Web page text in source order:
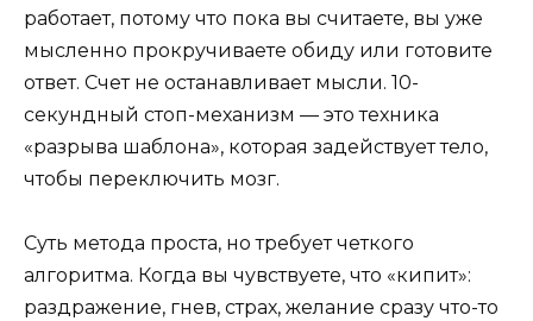
работает, потому что пока вы считаете, вы уже
мысленно прокручиваете обиду или готовите
ответ. Счет не останавливает мысли. 10-
секундный стоп-механизм — это техника
«разрыва шаблона», которая задействует тело,
чтобы переключить мозг.
Суть метода проста, но требует четкого
алгоритма. Когда вы чувствуете, что «кипит»:
раздражение, гнев, страх, желание сразу что-то